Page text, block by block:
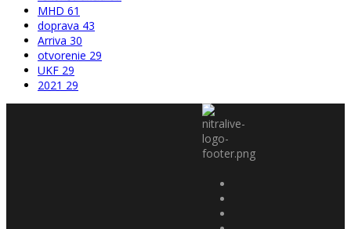
MHD 61
doprava 43
Arriva 30
otvorenie 29
UKF 29
2021 29